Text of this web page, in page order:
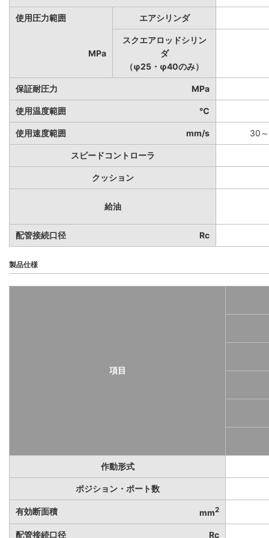
使用圧力範囲 エアシリンダ
MPa
スクエアロッドシリン
ダ
（φ25・φ40のみ）
保証耐圧力 MPa
使用温度範囲 ℃
使用速度範囲 mm/s 30
スピードコントローラ
クッション
給油
配管接続口径 Rc
製品仕様
項目
作動形式
ポジション・ポート数
有効断面積 mm2
配管接続口径 Rc